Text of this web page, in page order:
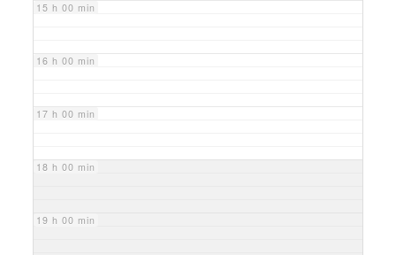
15 h 00 min
16 h 00 min
17 h 00 min
18 h 00 min
19 h 00 min